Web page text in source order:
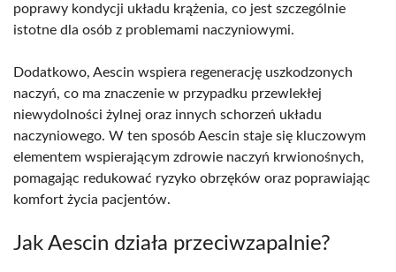
poprawy kondycji układu krążenia, co jest szczególnie
istotne dla osób z problemami naczyniowymi.
Dodatkowo, Aescin wspiera regenerację uszkodzonych
naczyń, co ma znaczenie w przypadku przewlekłej
niewydolności żylnej oraz innych schorzeń układu
naczyniowego. W ten sposób Aescin staje się kluczowym
elementem wspierającym zdrowie naczyń krwionośnych,
pomagając redukować ryzyko obrzęków oraz poprawiając
komfort życia pacjentów.
Jak Aescin działa przeciwzapalnie?